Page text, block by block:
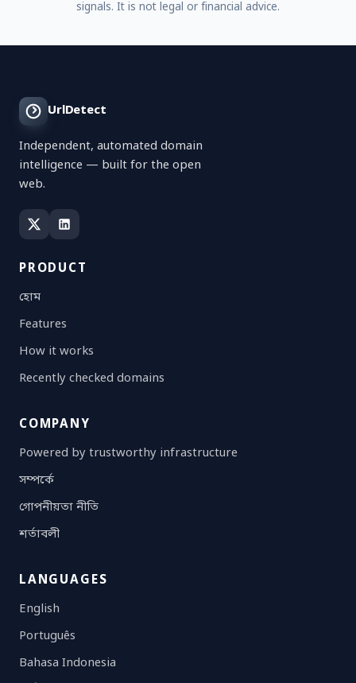
signals. It is not legal or financial advice.
UrlDetect
Independent, automated domain
intelligence — built for the open
web.
PRODUCT
হোম
Features
How it works
Recently checked domains
COMPANY
Powered by trustworthy infrastructure
সম্পর্কে
গোপনীয়তা নীতি
শর্তাবলী
LANGUAGES
English
Português
Bahasa Indonesia